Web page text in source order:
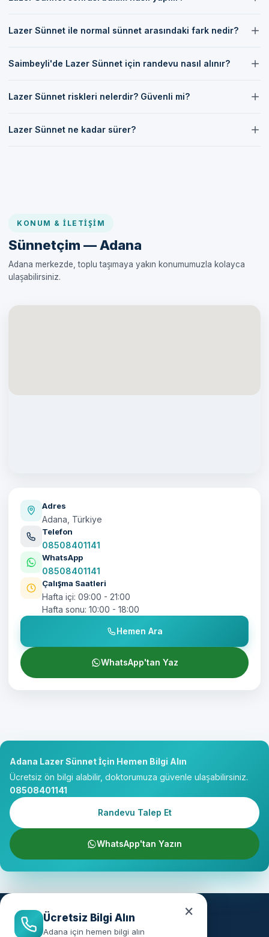
önerilerine uyulmalıdır.
Lazer Sünnet ile normal sünnet arasındaki fark nedir?
daha hızlı iyileşme süresi sunar.
Saimbeyli'de Lazer Sünnet için randevu nasıl alınır?
kanallarımızdan bize ulaşabilirsiniz.
Lazer Sünnet riskleri nelerdir? Güvenli mi?
güvenli bir yöntemdir.
Lazer Sünnet ne kadar sürer?
KONUM & İLETIŞIM
Sünnetçim — Adana
Adana merkezde, toplu taşımaya yakın konumumuzla kolayca
ulaşabilirsiniz.
Adres
Adana, Türkiye
Telefon
08508401141
WhatsApp
08508401141
Çalışma Saatleri
Hafta içi: 09:00 - 21:00
Hafta sonu: 10:00 - 18:00
Hemen Ara
WhatsApp'tan Yaz
Adana Lazer Sünnet İçin Hemen Bilgi Alın
Ücretsiz ön bilgi alabilir, doktorumuza güvenle ulaşabilirsiniz.
08508401141
Randevu Talep Et
WhatsApp'tan Yazın
×
Ücretsiz Bilgi Alın
Adana için hemen bilgi alın